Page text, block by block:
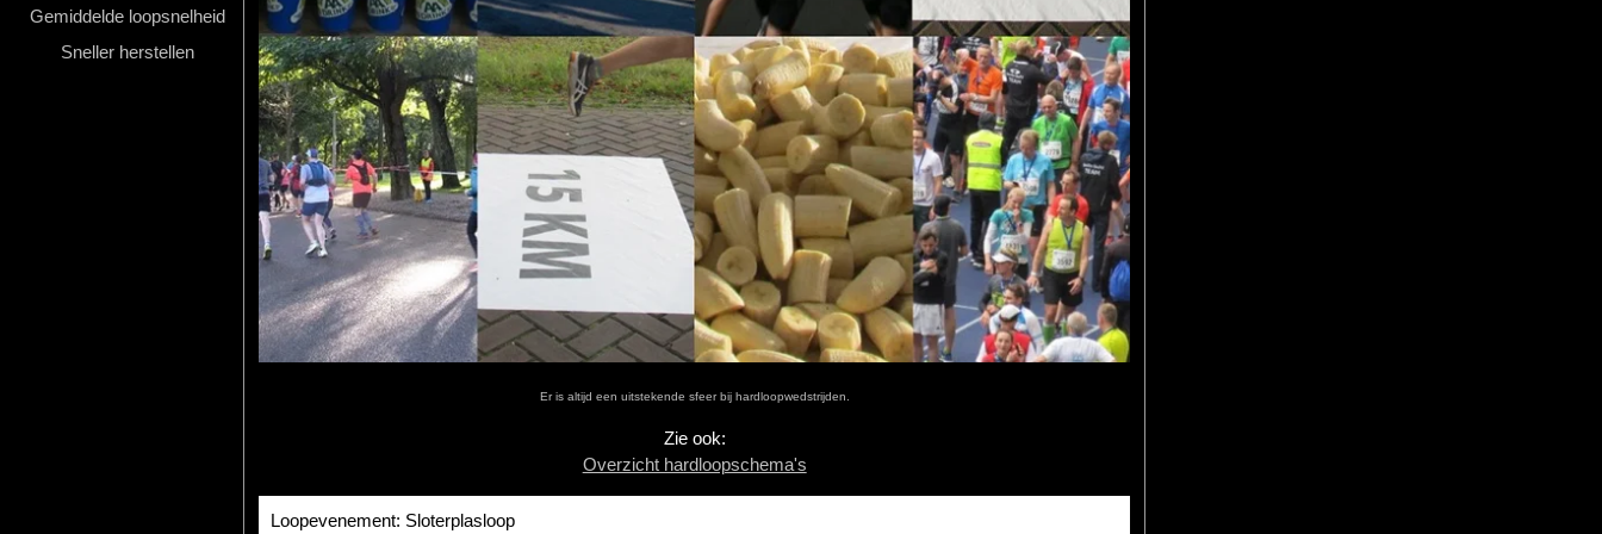
Gemiddelde loopsnelheid
Sneller herstellen
Hardlopen
Er is altijd een uitstekende sfeer bij hardloopwedstrijden.
Zie ook:
Overzicht hardloopschema's
Loopevenement: Sloterplasloop